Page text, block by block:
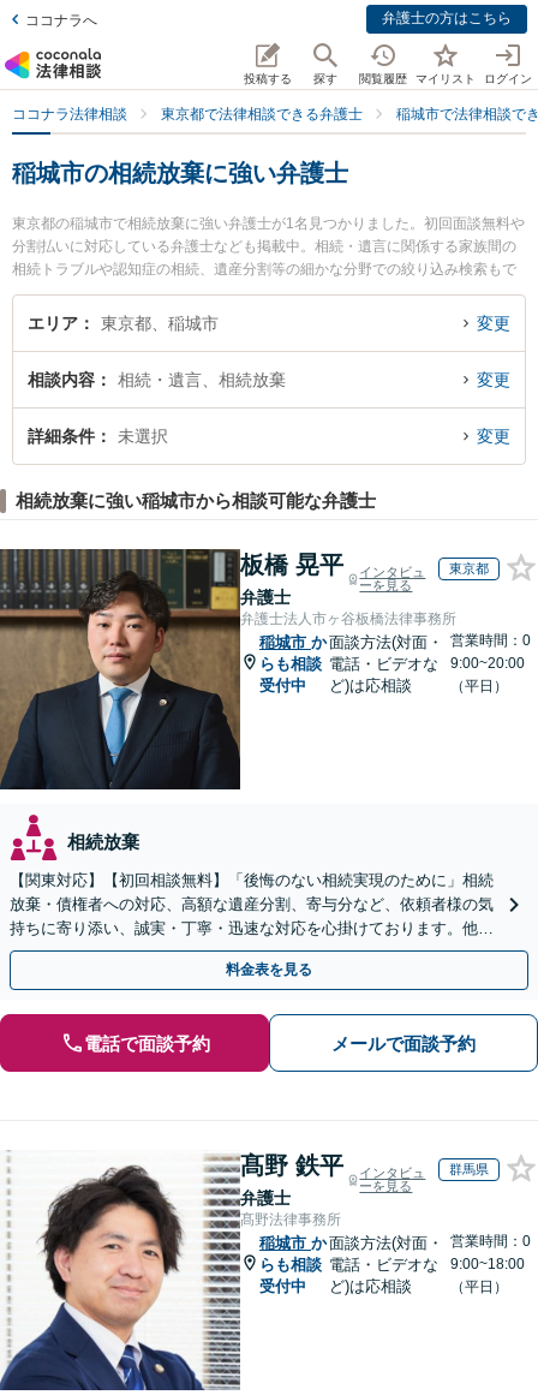
ココナラへ 弁護士の方はこちら
投稿する 探す 閲覧履歴 マイリスト ログイン
ココナラ法律相談 東京都で法律相談できる弁護士 稲城市で法律相談で
稲城市の相続放棄に強い弁護士
東京都の稲城市で相続放棄に強い弁護士が1名見つかりました。初回面談無料や
分割払いに対応している弁護士なども掲載中。相続・遺言に関係する家族間の
相続トラブルや認知症の相続、遺産分割等の細かな分野での絞り込み検索もで
き便利です。特に稲城オリーブ法律事務所の今村 雄人弁護士のプロフィール情
報や弁護士費用、強みなどが注目されています。『稲城市で土日や夜間に発生
法律相談できる稲城市内の弁護士に相談予約したい』などでお困りの相談者さ
んにおすすめです。
エリア 東京都、稲城市 変更
相談内容 相続・遺言、相続放棄 変更
詳細条件 未選択 変更
相続放棄に強い稲城市から相談可能な弁護士
板橋 晃平
弁護士
インタビュ
ーを見る
東京都
弁護士法人市ヶ谷板橋法律事務所
稲城市 か
らも相談
受付中
面談方法(対面・
電話・ビデオな
ど)は応相談
営業時間：0
9:00~20:00
（平日）
相続放棄
【関東対応】【初回相談無料】「後悔のない相続実現のために」相続
放棄・債権者への対応、高額な遺産分割、寄与分など、依頼者様の気
持ちに寄り添い、誠実・丁寧・迅速な対応を心掛けております。他士
業とも連携し円滑な相続を目指します【夜間相談可】
料金表を見る
電話で面談予約 メールで面談予約
髙野 鉄平
弁護士
インタビュ
ーを見る
群馬県
髙野法律事務所
稲城市 か
らも相談
受付中
面談方法(対面・
電話・ビデオな
ど)は応相談
営業時間：0
9:00~18:00
（平日）